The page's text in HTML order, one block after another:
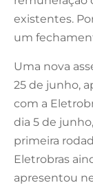
existentes.
um
Uma nova
25 de junho,
com a
dia 5 de
primeira
Eletrobras
apresentou